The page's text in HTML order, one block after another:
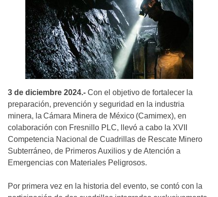
3 de diciembre 2024.- Con el objetivo de fortalecer la
preparación, prevención y seguridad en la industria
minera, la Cámara Minera de México (Camimex), en
colaboración con Fresnillo PLC, llevó a cabo la XVII
Competencia Nacional de Cuadrillas de Rescate Minero
Subterráneo, de Primeros Auxilios y de Atención a
Emergencias con Materiales Peligrosos.
Por primera vez en la historia del evento, se contó con la